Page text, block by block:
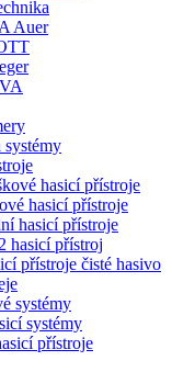
Auer
systémy
hasicí přístroje
hasicí přístroje
hasicí přístroje
hasicí přístroj
přístroje čisté hasivo
systémy
systémy
přístroje